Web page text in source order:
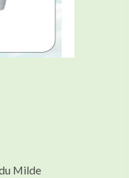
Milde